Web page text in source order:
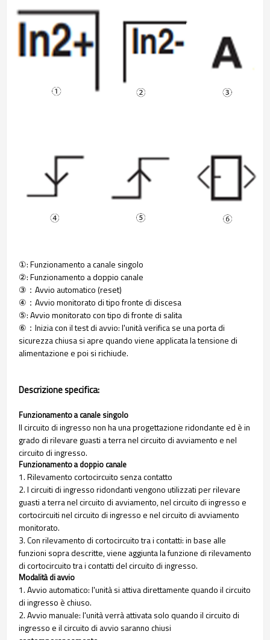
①: Funzionamento a canale singolo
②: Funzionamento a doppio canale
③：Avvio automatico (reset)
④：Avvio monitorato di tipo fronte di discesa
⑤: Avvio monitorato con tipo di fronte di salita
⑥：Inizia con il test di avvio: l'unità verifica se una porta di
sicurezza chiusa si apre quando viene applicata la tensione di
alimentazione e poi si richiude.
Descrizione specifica:
Funzionamento a canale singolo
Il circuito di ingresso non ha una progettazione ridondante ed è in
grado di rilevare guasti a terra nel circuito di avviamento e nel
circuito di ingresso.
Funzionamento a doppio canale
1. Rilevamento cortocircuito senza contatto
2. I circuiti di ingresso ridondanti vengono utilizzati per rilevare
guasti a terra nel circuito di avviamento, nel circuito di ingresso e
cortocircuiti nel circuito di ingresso e nel circuito di avviamento
monitorato.
3. Con rilevamento di cortocircuito tra i contatti: in base alle
funzioni sopra descritte, viene aggiunta la funzione di rilevamento
di cortocircuito tra i contatti del circuito di ingresso.
Modalità di avvio
1. Avvio automatico: l'unità si attiva direttamente quando il circuito
di ingresso è chiuso.
2. Avvio manuale: l'unità verrà attivata solo quando il circuito di
ingresso e il circuito di avvio saranno chiusi